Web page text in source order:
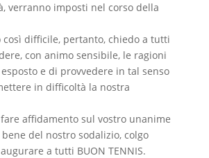
verranno imposti nel corso della
così difficile, pertanto, chiedo a tutti
con animo sensibile, le ragioni
e di provvedere in tal senso
in difficoltà la nostra
affidamento sul vostro unanime
del nostro sodalizio, colgo
a tutti BUON TENNIS.